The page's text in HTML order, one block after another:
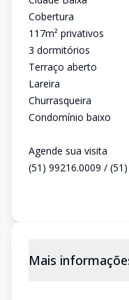
Cobertura
117m² privativos
3 dormitórios
Terraço aberto
Lareira
Churrasqueira
Condomínio baixo
Agende sua visita
(51) 99216.0009 /
Mais